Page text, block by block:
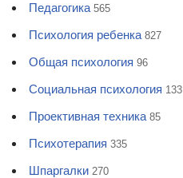
Педагогика 565
Психология ребенка 827
Общая психология 96
Социальная психология 133
Проективная техника 85
Психотерапия 335
Шпаргалки 270